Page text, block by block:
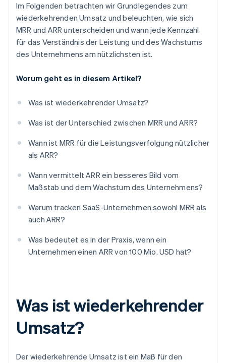
Im Folgenden betrachten wir Grundlegendes zum
wiederkehrenden Umsatz und beleuchten, wie sich
MRR und ARR unterscheiden und wann jede Kennzahl
für das Verständnis der Leistung und des Wachstums
des Unternehmens am nützlichsten ist.
Worum geht es in diesem Artikel?
Was ist wiederkehrender Umsatz?
Was ist der Unterschied zwischen MRR und ARR?
Wann ist MRR für die Leistungsverfolgung nützlicher
als ARR?
Wann vermittelt ARR ein besseres Bild vom
Maßstab und dem Wachstum des Unternehmens?
Warum tracken SaaS-Unternehmen sowohl MRR als
auch ARR?
Was bedeutet es in der Praxis, wenn ein
Unternehmen einen ARR von 100 Mio. USD hat?
Was ist wiederkehrender
Umsatz?
Der wiederkehrende Umsatz ist ein Maß für den